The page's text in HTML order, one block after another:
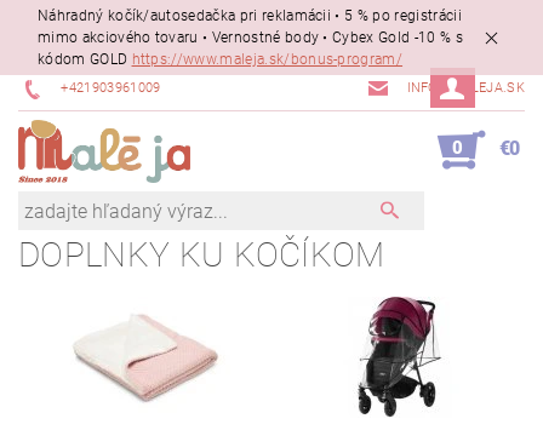
Náhradný kočík/autosedačka pri reklamácii • 5 % po registrácii
mimo akciového tovaru • Vernostné body • Cybex Gold -10 % s
kódom GOLD https://www.maleja.sk/bonus-program/
+421903961009 INFO@MALEJA.SK
0 €0
DOPLNKY KU KOČÍKOM